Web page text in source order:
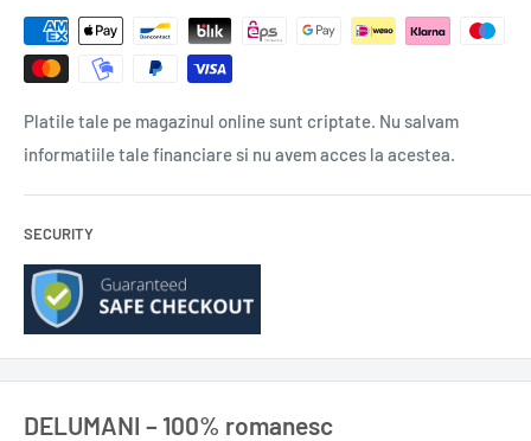
electică.
Precauţii: Provoacă iritarea pielii. Provoacă o iritare gravă a
îndemână recipientul sau eticheta produsului. A nu se lăsa la
îndemâna copiilor. Citiţi eticheta înainte de utilizare.
mai multe minute. Scoateţi lentilele de contact, dacă este
cazul şi dacă acest lucru se poate face cu uşurinţă.Continuaţi
să clătiţi. Purtaţi mănuşi de protecţie.
Laureth Sulfate, Parfum, Limonene, Linalool
Platile tale pe magazinul online sunt criptate. Nu salvam
informatiile tale financiare si nu avem acces la acestea.
SECURITY
DELUMANI – 100% romanesc